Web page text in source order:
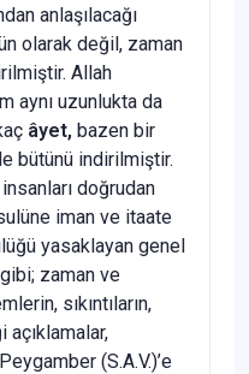
anlaşılacağı
olarak değil, zaman
Allah
aynı uzunlukta da
âyet, ba­zen bir
bütünü indirilmiştir.
doğrudan
iman ve itaate
yasaklayan genel
zaman ve
sı­kıntıların,
açıklamalar,
(S.A.V.)’e